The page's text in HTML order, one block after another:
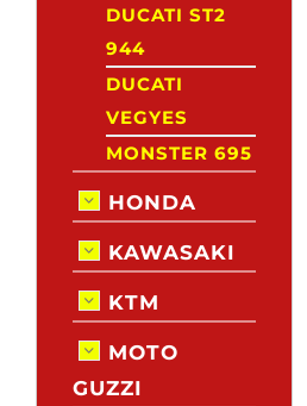
DUCATI ST2
944
DUCATI
VEGYES
MONSTER 695
HONDA
KAWASAKI
KTM
MOTO
GUZZI